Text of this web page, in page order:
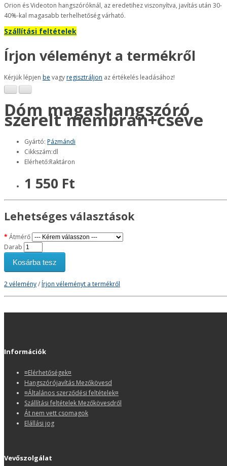
Orion és Videoton hangszóróknál, az eredetihez viszonyítva, javítás után 30-
40%-kal magasabb terhelhetőség várható.
Szállítási feltételek
Írjon véleményt a termékről
Kérjük lépjen be vagyregisztráljon az értékelés leadásához!
Dóm magashangszóró
szerelt membrán+cséve
Gyártó: Pázmándi
Cikkszám:dl
Elérhető:Raktáron
1 550 Ft
Lehetséges választások
Átmérő
Darab
Kosárba tesz
2 vélemény/Írjon véleményt a termékről
Információk
¤Elérhetőségek¤
Hangszórójavítás Mezőkövesd
¤Általános szerződési feltételek¤
Szállítási feltételek Mezőkövesdről
Át nem vett csomagok
Elállási jog
Vevőszolgálat